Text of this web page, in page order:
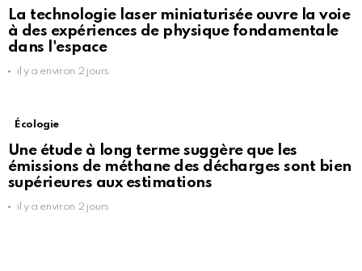
La technologie laser miniaturisée ouvre la voie
à des expériences de physique fondamentale
dans l'espace
il y a environ 2 jours
Écologie
Une étude à long terme suggère que les
émissions de méthane des décharges sont bien
supérieures aux estimations
il y a environ 2 jours